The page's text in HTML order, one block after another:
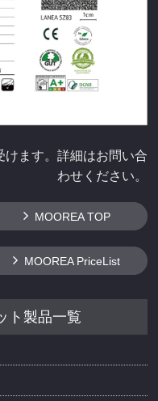
ます。詳細はお問い合
わせください。
MOOREA TOP
MOOREA PriceList
ト製品一覧